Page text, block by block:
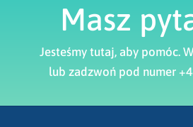
Masz
Jesteśmy tutaj, aby pomóc.
lub zadzwoń pod numer